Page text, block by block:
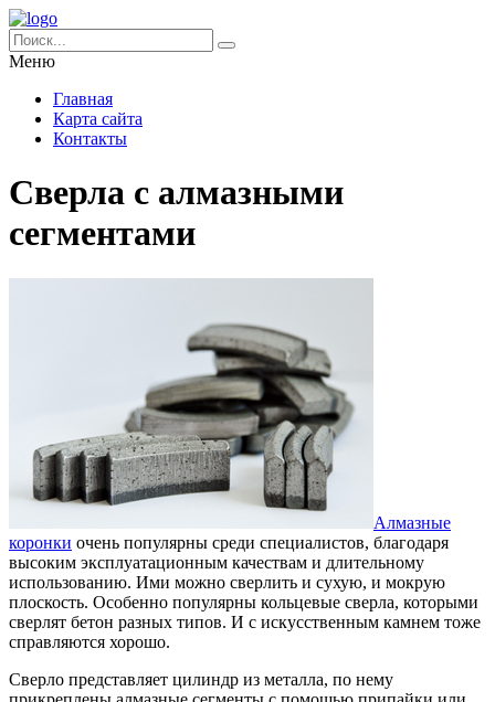
Меню
Главная
Карта сайта
Контакты
Сверла с алмазными
сегментами
Алмазные
коронки очень популярны среди специалистов, благодаря
высоким эксплуатационным качествам и длительному
использованию. Ими можно сверлить и сухую, и мокрую
плоскость. Особенно популярны кольцевые сверла, которыми
сверлят бетон разных типов. И с искусственным камнем тоже
справляются хорошо.
Сверло представляет цилиндр из металла, по нему